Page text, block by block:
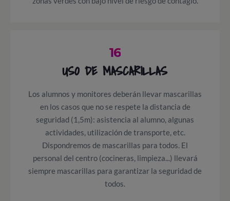
16
USO DE MASCARILLAS
Los alumnos y monitores deberán llevar mascarillas
en los casos que no se respete la distancia de
seguridad (1,5m): asistencia al alumno, algunas
actividades, utilización de transporte, etc.
Dispondremos de mascarillas para todos. El
personal del centro (cocineras, limpieza...) llevará
siempre mascarillas para garantizar la seguridad de
todos.